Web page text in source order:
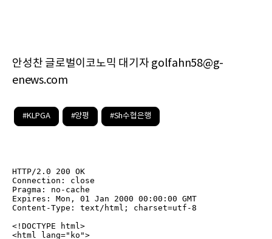
안성찬 글로벌이코노믹 대기자 golfahn58@g-
enews.com
#KLPGA #양평 #Sh수협은행